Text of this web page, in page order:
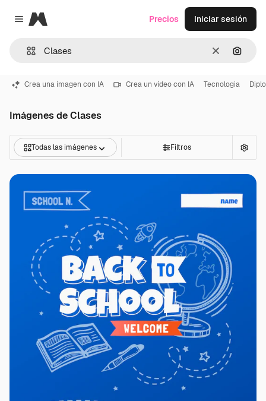
Close menu
Magnific
Borrar
Precios Iniciar sesión
Crea una imagen con IA Crea un vídeo con IA Tecnologia
Imágenes de Clases
Todas las imágenes Filtros